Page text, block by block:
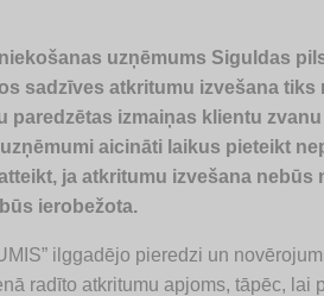
uzņēmums Siguldas
sadzīves atkritumu izvešana
paredzētas izmaiņas klientu
aicināti laikus pieteikt
ja atkritumu izvešana nebūs
ierobežota.
ilggadējo pieredzi un
radīto atkritumu apjoms, tāpēc, lai